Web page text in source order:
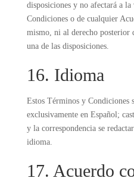
disposiciones y no afectará a
Condiciones o de cualquier
mismo, ni al derecho posterior
una de las disposiciones.
16. Idioma
Estos Términos y Condiciones
exclusivamente en Español;
y la correspondencia se
idioma.
17. Acuerdo